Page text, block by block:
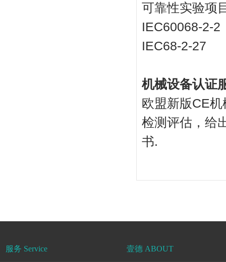
可靠性实验项
IEC60068-
IEC68-2-
机械设备认证
欧盟新版CE
检测评估，给
书.
服务 Service 壹德 ABOUT